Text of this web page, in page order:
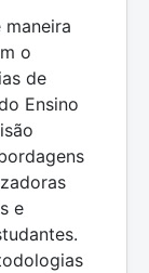
o
de
Ensino
e